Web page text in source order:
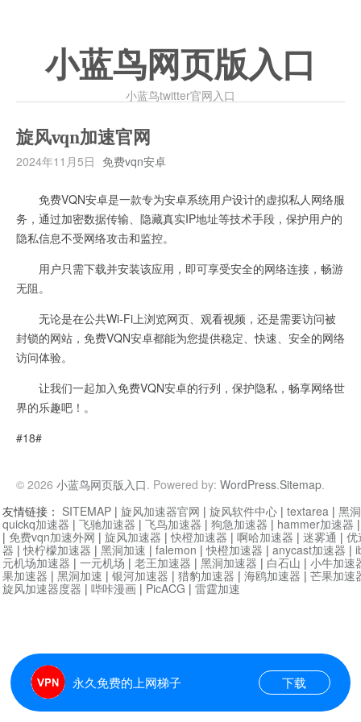
小蓝鸟网页版入口
小蓝鸟twitter官网入口
旋风vqn加速官网
2024年11月5日 免费vqn安卓
免费VQN安卓是一款专为安卓系统用户设计的虚拟私人网络服
务，通过加密数据传输、隐藏真实IP地址等技术手段，保护用户的
隐私信息不受网络攻击和监控。
用户只需下载并安装该应用，即可享受安全的网络连接，畅游
无阻。
无论是在公共Wi-Fi上浏览网页、观看视频，还是需要访问被
封锁的网站，免费VQN安卓都能为您提供稳定、快速、安全的网络
访问体验。
让我们一起加入免费VQN安卓的行列，保护隐私，畅享网络世
界的乐趣吧！。
#18#
© 2026 小蓝鸟网页版入口. Powered by: WordPress.Sitemap.
永久免费的上网梯子 下载
友情链接： SITEMAP | 旋风加速器官网 | 旋风软件中心 | textarea | 黑
quickq加速器 | 飞驰加速器 | 飞鸟加速器 | 狗急加速器 | hammer加速器
| 免费vqn加速外网 | 旋风加速器 |快橙加速器 | 啊哈加速器 | 迷雾通 | 优
器 |快柠檬加速器 | 黑洞加速 | falemon |快橙加速器 | anycast加速器 |
元机场加速器 | 一元机场 | 老王加速器 | 黑洞加速器 | 白石山 | 小牛加速
果加速器 | 黑洞加速 | 银河加速器 | 猎豹加速器 | 海鸥加速器 | 芒果加速
旋风加速器度器 | 哔咔漫画 | PicACG | 雷霆加速